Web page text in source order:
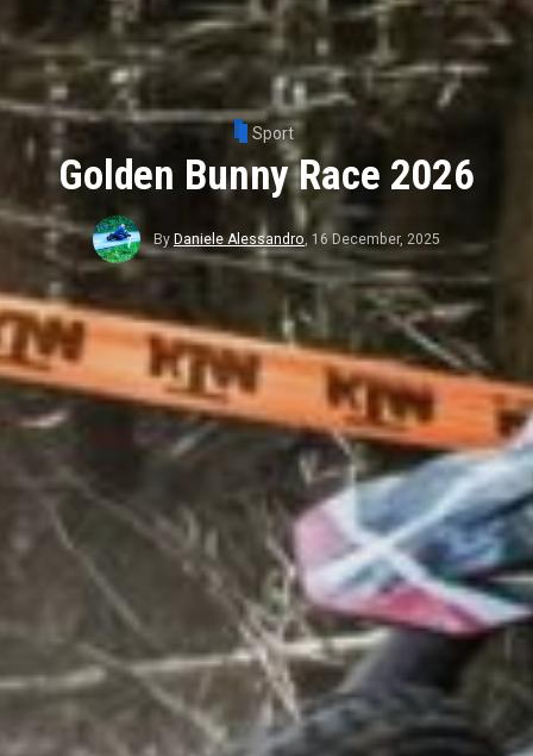
Sport
Golden Bunny Race 2026
By Daniele Alessandro, 16 December, 2025